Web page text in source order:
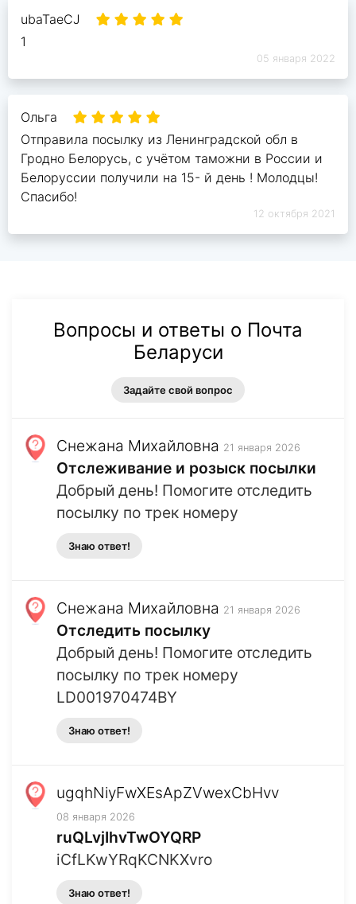
ubaTaeCJ
1
05 января 2022
Ольга
Отправила посылку из Ленинградской обл в
Гродно Белорусь, с учётом таможни в России и
Белоруссии получили на 15- й день ! Молодцы!
Спасибо!
12 октября 2021
Вопросы и ответы о Почта
Беларуси
Задайте свой вопрос
Снежана Михайловна 21 января 2026
Отслеживание и розыск посылки
Добрый день! Помогите отследить
посылку по трек номеру
Знаю ответ!
Снежана Михайловна 21 января 2026
Отследить посылку
Добрый день! Помогите отследить
посылку по трек номеру
LD001970474BY
Знаю ответ!
ugqhNiyFwXEsApZVwexCbHvv
08 января 2026
ruQLvjIhvTwOYQRP
iCfLKwYRqKCNKXvro
Знаю ответ!